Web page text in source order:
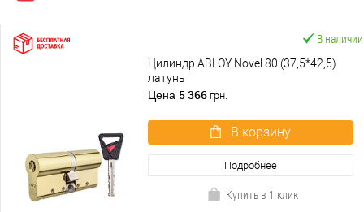
В наличии
Цилиндр ABLOY Novel 80 (37,5*42,5)
латунь
Цена 5 366 грн.
В корзину
Подробнее
Купить в 1 клик